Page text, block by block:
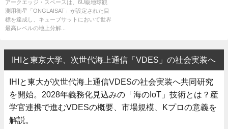
アークエッジ・スペースは、6U級地球観
測用衛星「ONGLAISAT」が設定された目
標を達成し、キューブサットにおいて世界
最高レベルの地上分解...
IHIと東京大学、次世代海上通信「VDES」の社会実装へ
IHIと東大が次世代海上通信VDESの社会実装へ共同研究
を開始。2028年義務化見込みの「海のIoT」技術とは？産
学官連携で進むVDESの概要、市場規模、Kプロの意義を
解説。